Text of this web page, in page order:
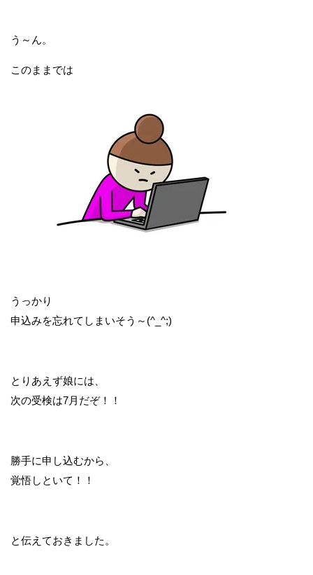
う～ん。
このままでは
うっかり
申込みを忘れてしまいそう～(^_^;)
とりあえず娘には、
次の受検は7月だぞ！！
勝手に申し込むから、
覚悟しといて！！
と伝えておきました。